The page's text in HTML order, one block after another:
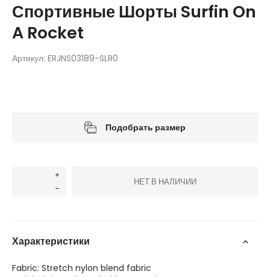
Спортивные Шорты Surfin On
A Rocket
Артикул: ERJNS03189-SLR0
Подобрать размер
НЕТ В НАЛИЧИИ
Характеристики
Fabric: Stretch nylon blend fabric